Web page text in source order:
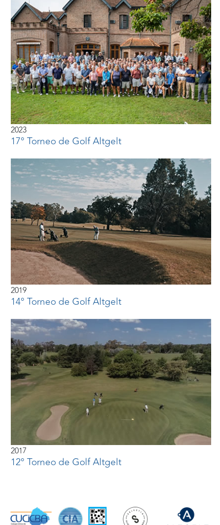
2023
17° Torneo de Golf Altgelt
2019
14° Torneo de Golf Altgelt
2017
12° Torneo de Golf Altgelt